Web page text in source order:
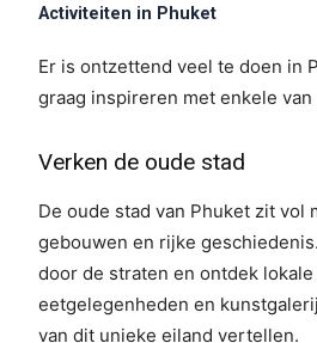
Activiteiten in Phuket
Er is ontzettend veel te doen in
graag inspireren met enkele
Verken de oude stad
De oude stad van Phuket zit vol
gebouwen en rijke
door de straten en ontdek
eetgelegenheden en
van dit unieke eiland vertellen.